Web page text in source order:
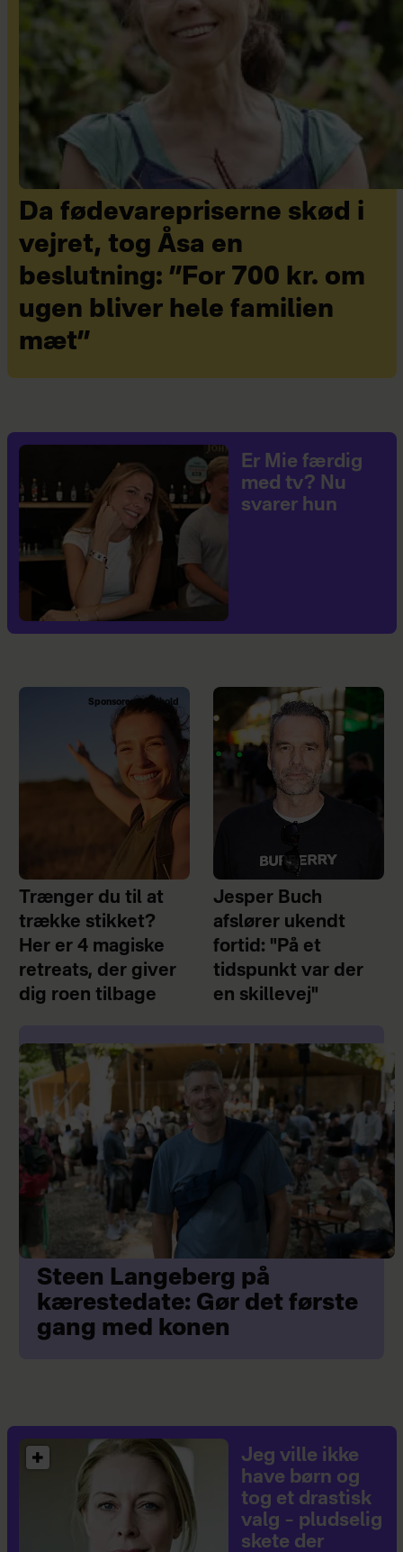
Da fødevarepriserne skød i
vejret, tog Åsa en
beslutning: ”For 700 kr. om
ugen bliver hele familien
mæt”
Er Mie færdig
med tv? Nu
svarer hun
Sponsoreret indhold
Trænger du til at
trække stikket?
Her er 4 magiske
retreats, der giver
dig roen tilbage
Jesper Buch
afslører ukendt
fortid: "På et
tidspunkt var der
en skillevej"
Steen Langeberg på
kærestedate: Gør det første
gang med konen
Jeg ville ikke
have børn og
tog et drastisk
valg – pludselig
skete der